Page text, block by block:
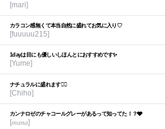
[mari]
カラコン感無くて本当自然に盛れてお気に入り♡
[fuuuuu215]
1dayは目にも優しいしほんとにおすすめです✨
[Yume]
ナチュラルに盛れます🙆‍♀️
[Chiho]
カンナロゼのチャコールグレーがあるって知ってた！？🩶
[𝑚𝑎𝑛𝑎]